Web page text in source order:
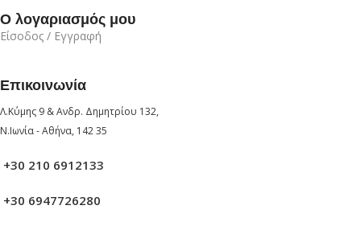
Ο λογαριασμός μου
Είσοδος / Εγγραφή
Επικοινωνία
Λ.Κύμης 9 & Ανδρ. Δημητρίου 132,
Ν.Ιωνία - Αθήνα, 142 35
+30 210 6912133
+30 6947726280